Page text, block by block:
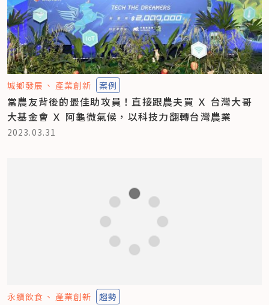
城鄉發展 產業創新 案例
當農友背後的最佳助攻員！直接跟農夫買 Ｘ 台灣大哥
大基金會 Ｘ 阿龜微氣候，以科技力翻轉台灣農業
2023.03.31
永續飲食 產業創新 趨勢